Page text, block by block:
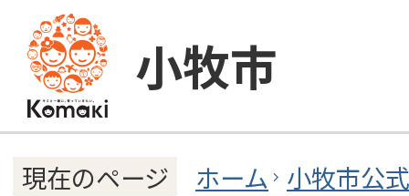
小牧市
現在のページ ホーム 小牧市公